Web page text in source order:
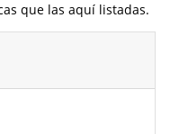
que las aquí listadas.